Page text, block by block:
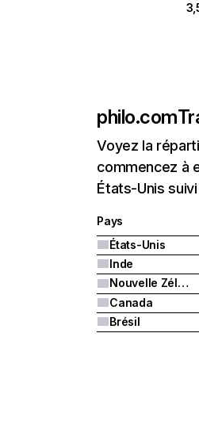
philo.com
Voyez la
commencez à
États-Unis
Pays
États-Unis
Inde
Nouvelle Zélande
Canada
Brésil